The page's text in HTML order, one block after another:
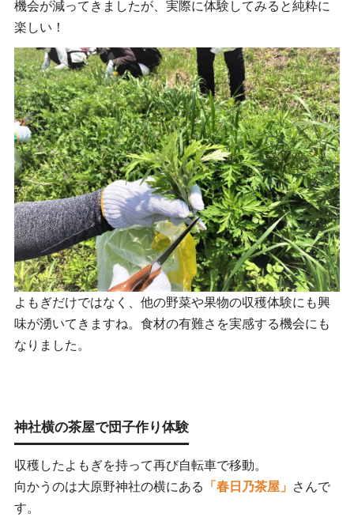
機会が減ってきましたが、実際に体験してみると純粋に
楽しい！
よもぎだけではなく、他の野菜や果物の収穫体験にも興
味が湧いてきますね。食材の有難さを実感する機会にも
なりました。
神社横の茶屋で団子作り体験
収穫したよもぎを持って再び自転車で移動。
向かうのは大原野神社の横にある 「春日乃茶屋」 さんで
す。